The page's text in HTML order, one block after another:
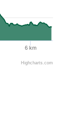
6 km
Highcharts.com